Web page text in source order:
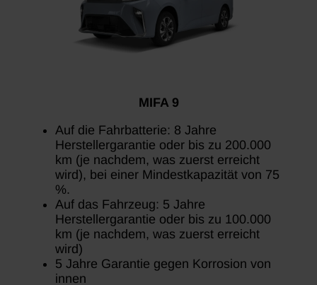
MIFA 9
Auf die Fahrbatterie: 8 Jahre
Herstellergarantie oder bis zu 200.000
km (je nachdem, was zuerst erreicht
wird), bei einer Mindestkapazität von 75
%.
Auf das Fahrzeug: 5 Jahre
Herstellergarantie oder bis zu 100.000
km (je nachdem, was zuerst erreicht
wird)
5 Jahre Garantie gegen Korrosion von
innen